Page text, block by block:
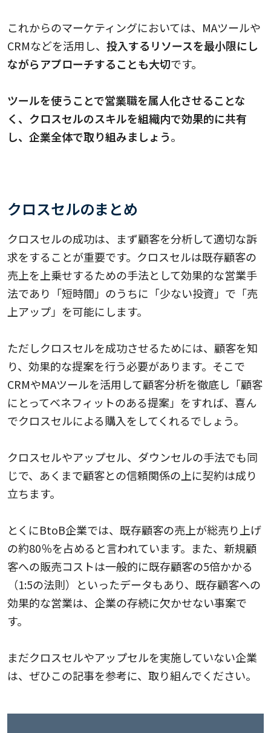
これからのマーケティングにおいては、MAツールや
CRMなどを活用し、 投入するリソースを最小限にし
ながらアプローチすることも大切です。
ツールを使うことで営業職を属人化させることな
く、クロスセルのスキルを組織内で効果的に共有
し、企業全体で取り組みましょう。
クロスセルのまとめ
クロスセルの成功は、まず顧客を分析して適切な訴
求をすることが重要です。クロスセルは既存顧客の
売上を上乗せするための手法として効果的な営業手
法であり「短時間」のうちに「少ない投資」で「売
上アップ」を可能にします。
ただしクロスセルを成功させるためには、顧客を知
り、効果的な提案を行う必要があります。そこで
CRMやMAツールを活用して顧客分析を徹底し「顧客
にとってベネフィットのある提案」をすれば、喜ん
でクロスセルによる購入をしてくれるでしょう。
クロスセルやアップセル、ダウンセルの手法でも同
じで、あくまで顧客との信頼関係の上に契約は成り
立ちます。
とくにBtoB企業では、既存顧客の売上が総売り上げ
の約80％を占めると言われています。また、新規顧
客への販売コストは一般的に既存顧客の5倍かかる
（1:5の法則）といったデータもあり、既存顧客への
効果的な営業は、企業の存続に欠かせない事案で
す。
まだクロスセルやアップセルを実施していない企業
は、ぜひこの記事を参考に、取り組んでください。